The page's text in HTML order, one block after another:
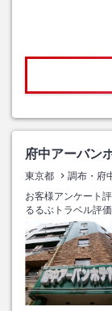
府中アーバン
東京都 調布・府
お客様アンケート
るるぶトラベル評価